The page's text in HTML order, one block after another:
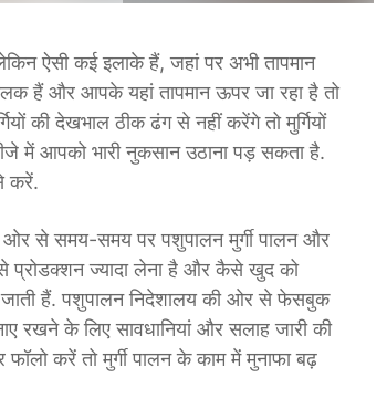
ऐसी कई इलाके हैं, जहां पर अभी तापमान
हैं और आपके यहां तापमान ऊपर जा रहा है तो
की देखभाल ठीक ढंग से नहीं करेंगे तो मुर्गियों
में आपको भारी नुकसान उठाना पड़ सकता है.
करें.
ओर से समय-समय पर पशुपालन मुर्गी पालन और
प्रोडक्शन ज्यादा लेना है और कैसे खुद को
हैं. पशुपालन निदेशालय की ओर से फेसबुक
रखने के लिए सावधानियां और सलाह जारी की
करें तो मुर्गी पालन के काम में मुनाफा बढ़